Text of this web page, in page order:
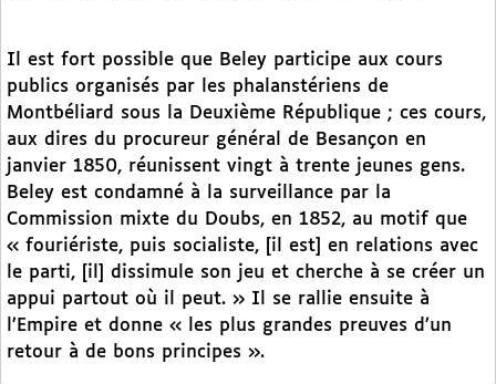
Il est fort possible que Beley participe aux cours
publics organisés par les phalanstériens de
Montbéliard sous la Deuxième République ; ces cours,
aux dires du procureur général de Besançon en
janvier 1850, réunissent vingt à trente jeunes gens.
Beley est condamné à la surveillance par la
Commission mixte du Doubs, en 1852, au motif que
« fouriériste, puis socialiste, [il est] en relations avec
le parti, [il] dissimule son jeu et cherche à se créer un
appui partout où il peut. » Il se rallie ensuite à
l’Empire et donne « les plus grandes preuves d’un
retour à de bons principes ».